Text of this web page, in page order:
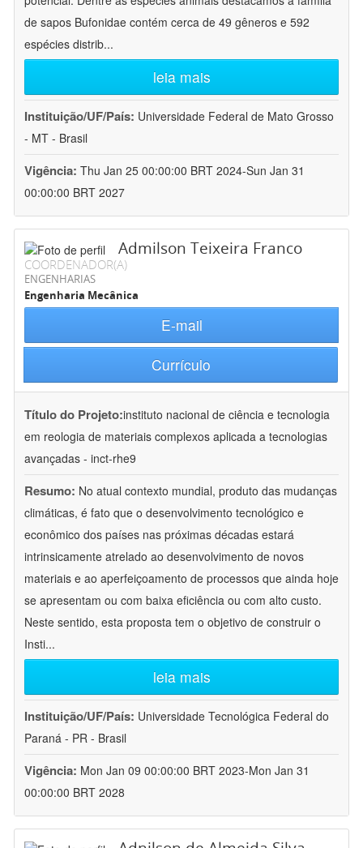
de sapos Bufonidae contém cerca de 49 gêneros e 592
espécies distrib...
leia mais
Instituição/UF/País: Universidade Federal de Mato Grosso
- MT - Brasil
Vigência: Thu Jan 25 00:00:00 BRT 2024-Sun Jan 31
00:00:00 BRT 2027
Admilson Teixeira Franco
COORDENADOR(A)
ENGENHARIAS
Engenharia Mecânica
E-mail
Currículo
Título do Projeto:instituto nacional de ciência e tecnologia
em reologia de materiais complexos aplicada a tecnologias
avançadas - inct-rhe9
Resumo: No atual contexto mundial, produto das mudanças
climáticas, é fato que o desenvolvimento tecnológico e
econômico dos países nas próximas décadas estará
intrinsicamente atrelado ao desenvolvimento de novos
materiais e ao aperfeiçoamento de processos que ainda hoje
se apresentam ou com baixa eficiência ou com alto custo.
Neste sentido, esta proposta tem o objetivo de construir o
Insti...
leia mais
Instituição/UF/País: Universidade Tecnológica Federal do
Paraná - PR - Brasil
Vigência: Mon Jan 09 00:00:00 BRT 2023-Mon Jan 31
00:00:00 BRT 2028